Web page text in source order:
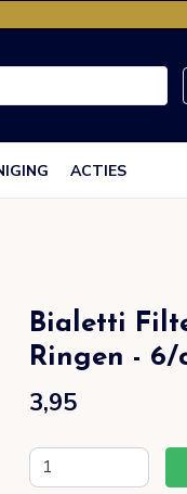
ACTIES
Bialetti
Ringen - 6/
3,95